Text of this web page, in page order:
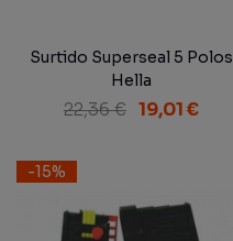
Surtido Superseal 5 Polos
Hella
22,36 € 19,01 €
-15%